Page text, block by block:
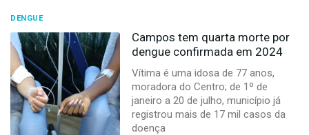
DENGUE
Campos tem quarta morte por
dengue confirmada em 2024
Vítima é uma idosa de 77 anos,
moradora do Centro; de 1º de
janeiro a 20 de julho, município já
registrou mais de 17 mil casos da
doença